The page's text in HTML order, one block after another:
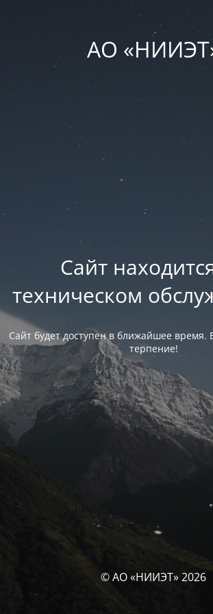
АО
Сайт
техническом
Сайт будет доступен в ближайшее время.
терпение!
© АО «НИИЭТ» 2026